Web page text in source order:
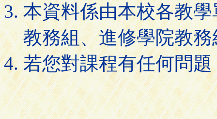
本資料係由本校各教
教務組、進修學院教
若您對課程有任何問